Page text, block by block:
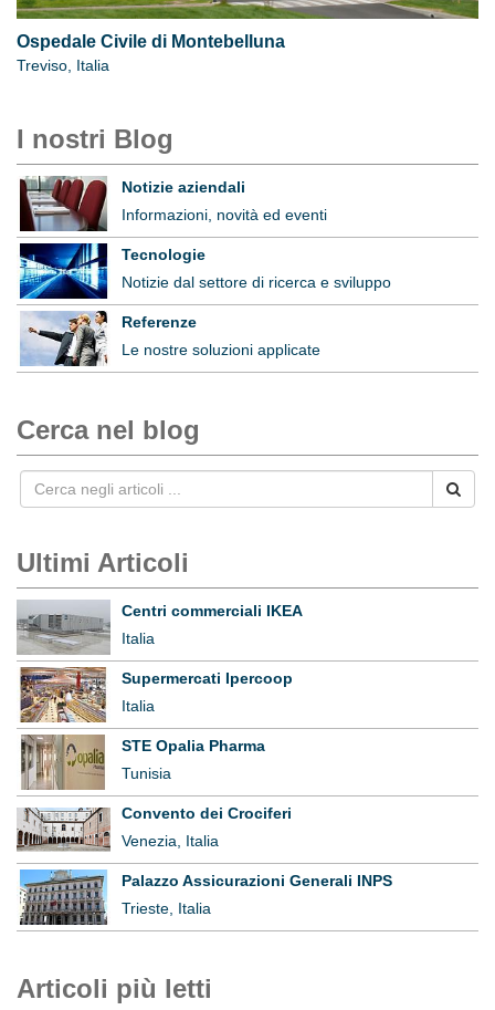
Ospedale Civile di Montebelluna
Treviso, Italia
I nostri Blog
Notizie aziendali
Informazioni, novità ed eventi
Tecnologie
Notizie dal settore di ricerca e sviluppo
Referenze
Le nostre soluzioni applicate
Cerca nel blog
Ultimi Articoli
Centri commerciali IKEA
Italia
Supermercati Ipercoop
Italia
STE Opalia Pharma
Tunisia
Convento dei Crociferi
Venezia, Italia
Palazzo Assicurazioni Generali INPS
Trieste, Italia
Articoli più letti